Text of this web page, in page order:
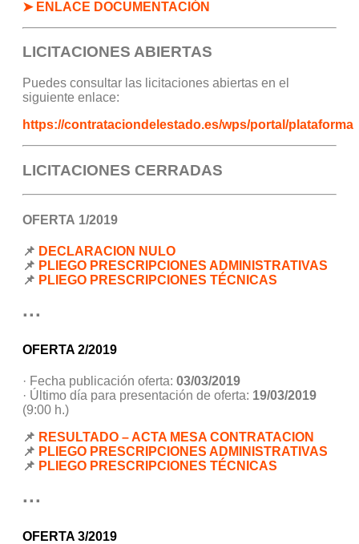
➤ ENLACE DOCUMENTACIÓN
LICITACIONES ABIERTAS
Puedes consultar las licitaciones abiertas en el
siguiente enlace:
https://contrataciondelestado.es/wps/portal/plataforma
LICITACIONES CERRADAS
OFERTA 1/2019
📌 DECLARACION NULO
📌 PLIEGO PRESCRIPCIONES ADMINISTRATIVAS
📌 PLIEGO PRESCRIPCIONES TÉCNICAS
···
OFERTA 2/2019
· Fecha publicación oferta: 03/03/2019
· Último día para presentación de oferta: 19/03/2019
(9:00 h.)
📌 RESULTADO – ACTA MESA CONTRATACION
📌 PLIEGO PRESCRIPCIONES ADMINISTRATIVAS
📌 PLIEGO PRESCRIPCIONES TÉCNICAS
···
OFERTA 3/2019